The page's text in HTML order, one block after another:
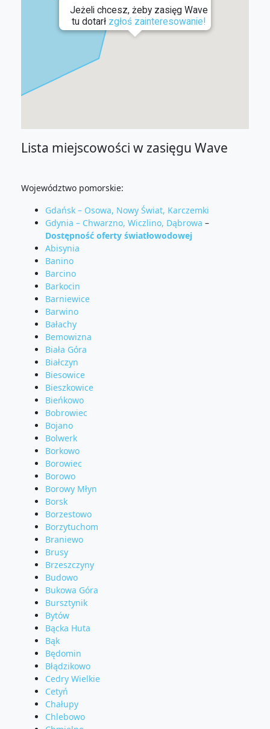
Jeżeli chcesz, żeby zasięg Wave
tu dotarł zgłoś zainteresowanie!
Lista miejscowości w zasięgu Wave
Województwo pomorskie:
Gdańsk – Osowa, Nowy Świat, Karczemki
Gdynia – Chwarzno, Wiczlino, Dąbrowa –
Dostępność oferty światłowodowej
Abisynia
Banino
Barcino
Barkocin
Barniewice
Barwino
Bałachy
Bemowizna
Biała Góra
Białczyn
Biesowice
Bieszkowice
Bieńkowo
Bobrowiec
Bojano
Bolwerk
Borkowo
Borowiec
Borowo
Borowy Młyn
Borsk
Borzestowo
Borzytuchom
Braniewo
Brusy
Brzeszczyny
Budowo
Bukowa Góra
Bursztynik
Bytów
Bącka Huta
Bąk
Będomin
Błądzikowo
Cedry Wielkie
Cetyń
Chałupy
Chlebowo